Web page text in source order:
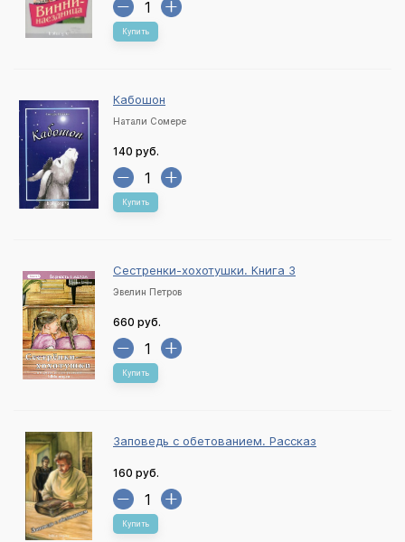
Купить
Кабошон
Натали Сомере
140 руб.
Купить
Сестренки-хохотушки. Книга 3
Эвелин Петров
660 руб.
Купить
Заповедь с обетованием. Рассказ
160 руб.
Купить